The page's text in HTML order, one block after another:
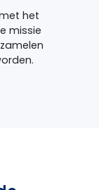
het
missie